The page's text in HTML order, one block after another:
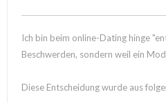
Ich bin beim online-Dating hinge
Beschwerden, sondern weil ein
Diese Entscheidung wurde aus